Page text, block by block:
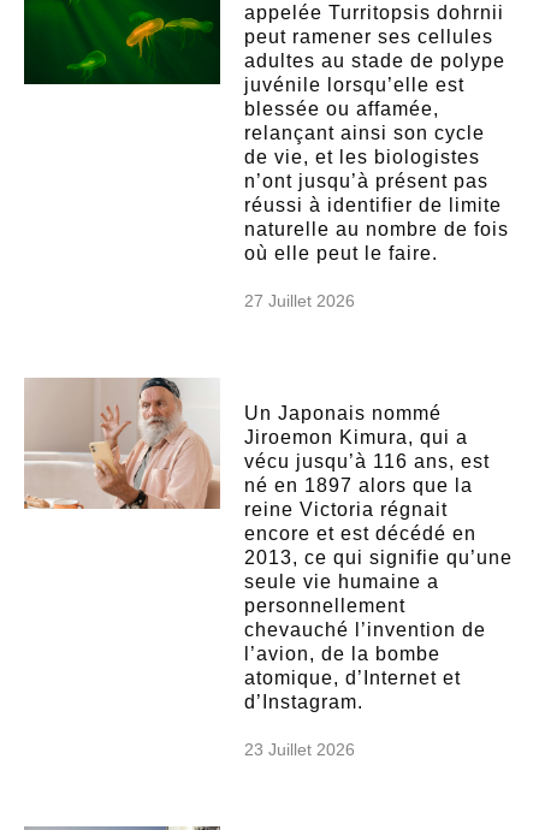
appelée Turritopsis dohrnii
peut ramener ses cellules
adultes au stade de polype
juvénile lorsqu’elle est
blessée ou affamée,
relançant ainsi son cycle
de vie, et les biologistes
n’ont jusqu’à présent pas
réussi à identifier de limite
naturelle au nombre de fois
où elle peut le faire.
27 Juillet 2026
Un Japonais nommé
Jiroemon Kimura, qui a
vécu jusqu’à 116 ans, est
né en 1897 alors que la
reine Victoria régnait
encore et est décédé en
2013, ce qui signifie qu’une
seule vie humaine a
personnellement
chevauché l’invention de
l’avion, de la bombe
atomique, d’Internet et
d’Instagram.
23 Juillet 2026